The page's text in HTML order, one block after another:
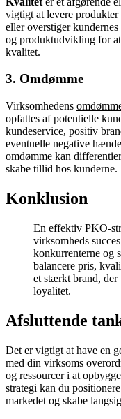
vigtigt at levere
eller overstiger
og produktudvikling for
kvalitet.
3. Omdømme
Virksomhedens
opfattes af potentielle
kundeservice, positiv
eventuelle negative
omdømme kan
skabe tillid hos kunderne.
Konklusion
En effektiv PKO-
virksomheds
konkurrenterne og
balancere pris,
et stærkt brand,
loyalitet.
Afsluttende
Det er vigtigt at have en
med din virksoms
og ressourcer i at
strategi kan du
markedet og skabe